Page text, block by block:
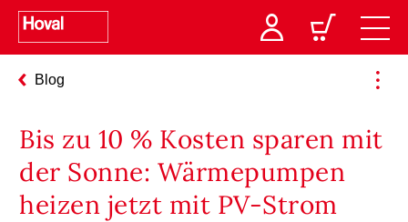
Blog
Bis zu 10 % Kosten sparen mit
der Sonne: Wärmepumpen
heizen jetzt mit PV-Strom